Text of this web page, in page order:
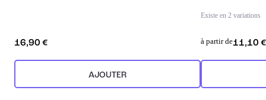
16,90 €
AJOUTER
Existe en 2 variations
à partir de11,10 €